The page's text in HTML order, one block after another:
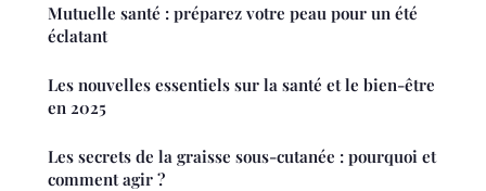
Mutuelle santé : préparez votre peau pour un été
éclatant
Les nouvelles essentiels sur la santé et le bien-être
en 2025
Les secrets de la graisse sous-cutanée : pourquoi et
comment agir ?